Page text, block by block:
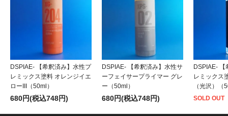
DSPIAE- 【希釈済み】水性プ
レミックス塗料 オレンジイエ
ローIII（50ml）
680円(税込748円)
DSPIAE- 【希釈済み】水性サ
ーフェイサープライマー グレ
ー（50ml）
680円(税込748円)
DSPIAE- 【
レミックス
（光沢）（
SOLD OUT